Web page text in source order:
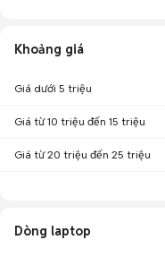
Khoảng giá
Giá dưới 5 triệu
Giá từ 10 triệu đến 15 triệu
Giá từ 20 triệu đến 25 triệu
Dòng laptop